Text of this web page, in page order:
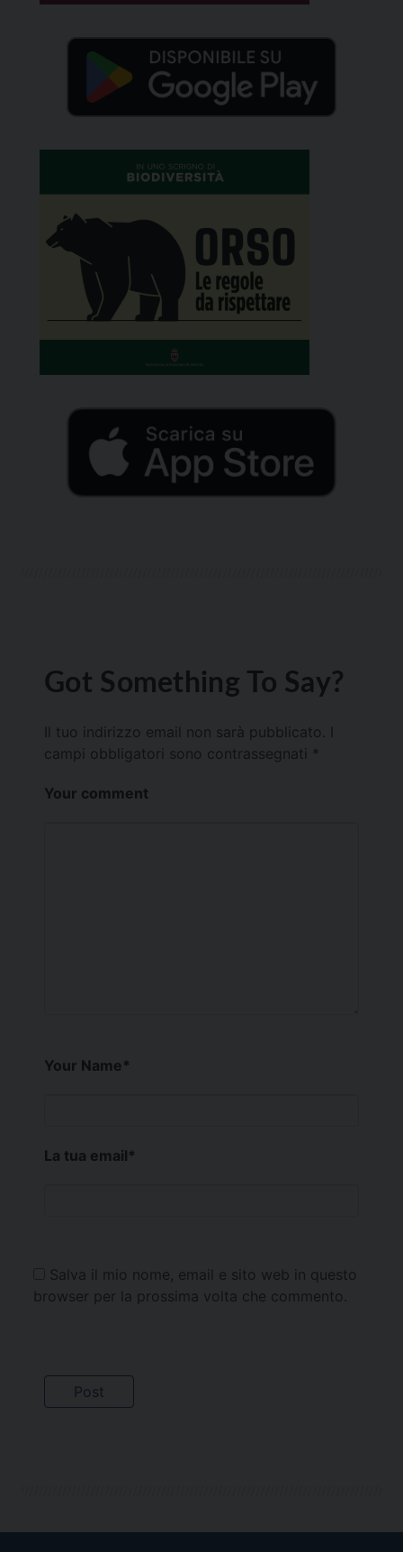
Got Something To Say?
Il tuo indirizzo email non sarà pubblicato.
campi obbligatori sono contrassegnati *
Your comment
Your Name*
La tua email*
Salva il mio nome, email e sito web in questo
browser per la prossima volta che commento.